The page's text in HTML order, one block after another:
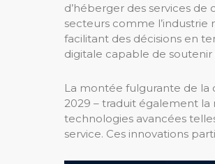
d’héberger des services
secteurs comme
facilitant des décisions en
digitale capable de
La montée fulgurante de la
2029 – traduit également
technologies avancées
service. Ces innovations